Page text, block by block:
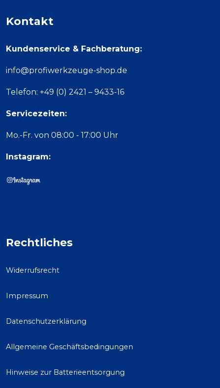
Kontakt
Kundenservice & Fachberatung:
info@profiwerkzeuge-shop.de
Telefon: +49 (0) 2421 – 9433-16
Servicezeiten:
Mo.-Fr. von 08:00 - 17:00 Uhr
Instagram:
Rechtliches
Widerrufsrecht
Impressum
Datenschutzerklärung
Allgemeine Geschäftsbedingungen
Hinweise zur Batterieentsorgung